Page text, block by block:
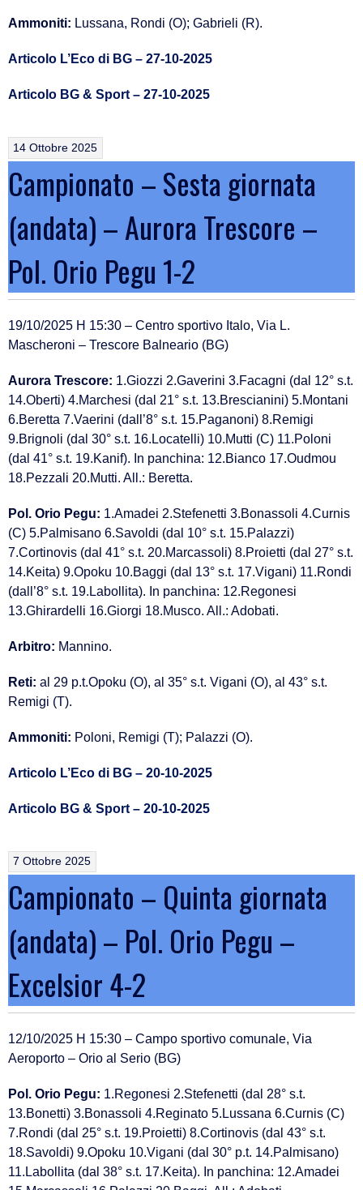
Ammoniti: Lussana, Rondi (O); Gabrieli (R).
Articolo L’Eco di BG – 27-10-2025
Articolo BG & Sport – 27-10-2025
14 Ottobre 2025
Campionato – Sesta giornata
(andata) – Aurora Trescore –
Pol. Orio Pegu 1-2
19/10/2025 H 15:30 – Centro sportivo Italo, Via L.
Mascheroni – Trescore Balneario (BG)
Aurora Trescore: 1.Giozzi 2.Gaverini 3.Facagni (dal 12° s.t.
14.Oberti) 4.Marchesi (dal 21° s.t. 13.Brescianini) 5.Montani
6.Beretta 7.Vaerini (dall’8° s.t. 15.Paganoni) 8.Remigi
9.Brignoli (dal 30° s.t. 16.Locatelli) 10.Mutti (C) 11.Poloni
(dal 41° s.t. 19.Kanif). In panchina: 12.Bianco 17.Oudmou
18.Pezzali 20.Mutti. All.: Beretta.
Pol. Orio Pegu: 1.Amadei 2.Stefenetti 3.Bonassoli 4.Curnis
(C) 5.Palmisano 6.Savoldi (dal 10° s.t. 15.Palazzi)
7.Cortinovis (dal 41° s.t. 20.Marcassoli) 8.Proietti (dal 27° s.t.
14.Keita) 9.Opoku 10.Baggi (dal 13° s.t. 17.Vigani) 11.Rondi
(dall’8° s.t. 19.Labollita). In panchina: 12.Regonesi
13.Ghirardelli 16.Giorgi 18.Musco. All.: Adobati.
Arbitro: Mannino.
Reti: al 29 p.t.Opoku (O), al 35° s.t. Vigani (O), al 43° s.t.
Remigi (T).
Ammoniti: Poloni, Remigi (T); Palazzi (O).
Articolo L’Eco di BG – 20-10-2025
Articolo BG & Sport – 20-10-2025
7 Ottobre 2025
Campionato – Quinta giornata
(andata) – Pol. Orio Pegu –
Excelsior 4-2
12/10/2025 H 15:30 – Campo sportivo comunale, Via
Aeroporto – Orio al Serio (BG)
Pol. Orio Pegu: 1.Regonesi 2.Stefenetti (dal 28° s.t.
13.Bonetti) 3.Bonassoli 4.Reginato 5.Lussana 6.Curnis (C)
7.Rondi (dal 25° s.t. 19.Proietti) 8.Cortinovis (dal 43° s.t.
18.Savoldi) 9.Opoku 10.Vigani (dal 30° p.t. 14.Palmisano)
11.Labollita (dal 38° s.t. 17.Keita). In panchina: 12.Amadei